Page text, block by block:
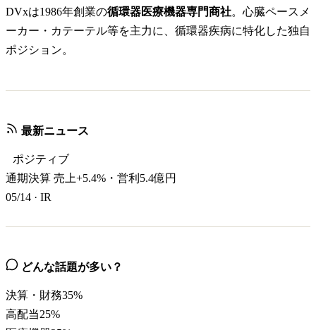
DVxは1986年創業の循環器医療機器専門商社。心臓ペースメ
ーカー・カテーテル等を主力に、循環器疾病に特化した独自
ポジション。
最新ニュース
ポジティブ
通期決算 売上+5.4%・営利5.4億円
05/14 · IR
どんな話題が多い？
決算・財務35%
高配当25%